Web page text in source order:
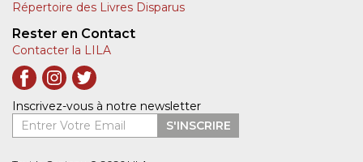
Répertoire des Livres Disparus
Rester en Contact
Contacter la LILA
Inscrivez-vous à notre newsletter
Entrer Votre Email
S'INSCRIRE